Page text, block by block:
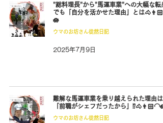
"総料理長"から"馬運車業"への大幅な転
でも「自分を活かせた理由」とは
🪷
ウマのお坊さん徒然日記
2025年7月9日
難解な馬運車業を乗り越えられた理由は
「前職がシェフだったから」⁉️🐴👨🏻‍🦲🪷
ウマのお坊さん徒然日記